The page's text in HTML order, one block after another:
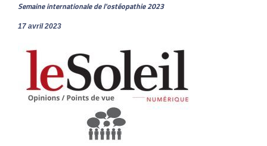
Semaine internationale de l'ostéopathie 2023
17 avril 2023